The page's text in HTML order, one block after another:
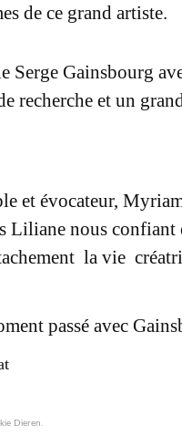
de ce grand artiste.
Gainsbourg
recherche et un
et évocateur,
Liliane nous confiant
la vie
passé avec